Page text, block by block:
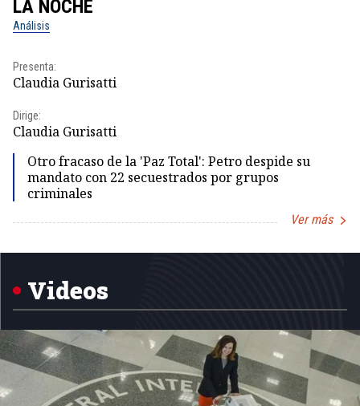
LA NOCHE
Análisis
Presenta:
Claudia Gurisatti
Dirige:
Claudia Gurisatti
Otro fracaso de la 'Paz Total': Petro despide su
mandato con 22 secuestrados por grupos
criminales
Ver más
1
Videos